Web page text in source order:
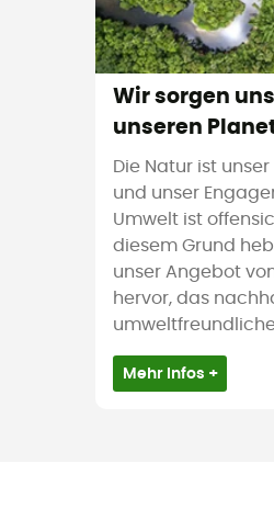
Wir sorgen
unseren
Die Natur ist
und unser
Umwelt ist
diesem Grund
unser Angebot
hervor, das
Mehr Infos +